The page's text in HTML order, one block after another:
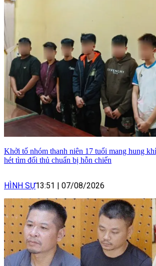
Khởi tố nhóm thanh niên 17 tuổi mang hung
hét tìm đối thủ chuẩn bị hỗn chiến
HÌNH SỰ13:51 07/08/2026